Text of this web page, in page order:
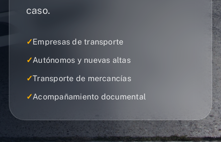
caso.
✓Empresas de transporte
✓Autónomos y nuevas altas
✓Transporte de mercancías
✓Acompañamiento documental